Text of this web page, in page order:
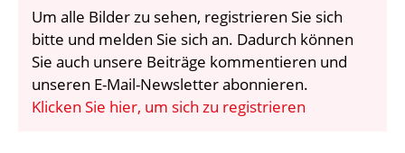
BIBLIOTHEK
KRAN & BÜHNE
MEDIADATEN
WÄHRUNGSRECHNER
Um alle Bilder zu sehen, registrieren Sie sich
bitte und melden Sie sich an. Dadurch können
Sie auch unsere Beiträge kommentieren und
unseren E-Mail-Newsletter abonnieren.
Klicken Sie hier, um sich zu registrieren